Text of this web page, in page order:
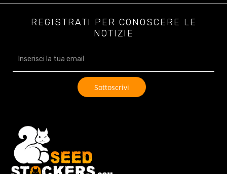
REGISTRATI PER CONOSCERE LE
NOTIZIE